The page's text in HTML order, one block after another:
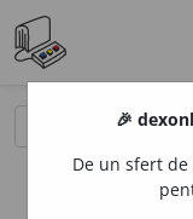
🎉
De un sfert